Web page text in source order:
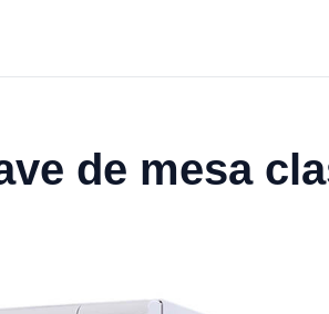
de mesa